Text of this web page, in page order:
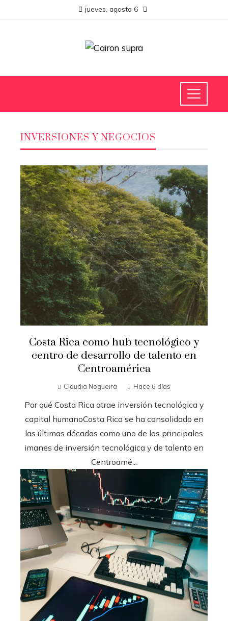
jueves, agosto 6
INVERSIONES Y NEGOCIOS
Costa Rica como hub tecnológico y
centro de desarrollo de talento en
Centroamérica
Claudia Nogueira Hace 6 días
Por qué Costa Rica atrae inversión tecnológica y
capital humanoCosta Rica se ha consolidado en
las últimas décadas como uno de los principales
imanes de inversión tecnológica y de talento en
Centroamé...